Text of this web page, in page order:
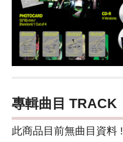
專輯曲目 TRACK
此商品目前無曲目資料 !